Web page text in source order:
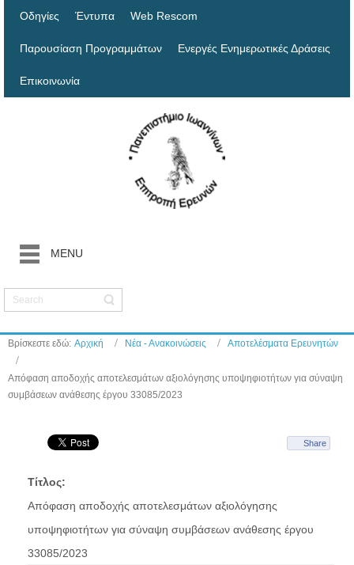
Οδηγίες Έντυπα Web Rescom
Παρουσίαση Προγραμμάτων Ενεργές Ενημερωτικές Δράσεις
Επικοινωνία
MENU
Βρίσκεστε εδώ: Αρχική Νέα - Ανακοινώσεις Αποτελέσματα Ερευνητών
Απόφαση αποδοχής αποτελεσμάτων αξιολόγησης υποψηφιοτήτων για σύναψη
συμβάσεων ανάθεσης έργου 33085/2023
Share
Τίτλος:
Απόφαση αποδοχής αποτελεσμάτων αξιολόγησης
υποψηφιοτήτων για σύναψη συμβάσεων ανάθεσης έργου
33085/2023